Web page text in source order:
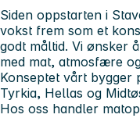
Siden oppstarten i
vokst frem som et
godt måltid. Vi ønsker
med mat, atmosfære
Konseptet vårt bygger
Tyrkia, Hellas og
Hos oss handler